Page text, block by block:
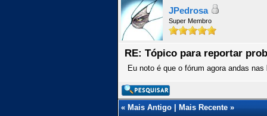
JPedrosa
Super Membro
RE: Tópico para reportar
Eu noto é que o fórum agora andas nas
«Mais Antigo|Mais Recente»